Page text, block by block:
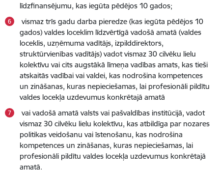
līdzfinansējumu, kas iegūta pēdējos 10 gados;
vismaz trīs gadu darba pieredze (kas iegūta pēdējos 10
gados) valdes loceklim līdzvērtīgā vadošā amatā (valdes
loceklis, uzņēmuma vadītājs, izpilddirektors,
struktūrvienības vadītājs) vadot vismaz 30 cilvēku lielu
kolektīvu vai cits augstākā līmeņa vadības amats, kas tieši
atskaitās vadībai vai valdei, kas nodrošina kompetences
un zināšanas, kuras nepieciešamas, lai profesionāli pildītu
valdes locekļa uzdevumus konkrētajā amatā
vai vadošā amatā valsts vai pašvaldības institūcijā, vadot
vismaz 30 cilvēku lielu kolektīvu, kas atbildīga par nozares
politikas veidošanu vai īstenošanu, kas nodrošina
kompetences un zināšanas, kuras nepieciešamas, lai
profesionāli pildītu valdes locekļa uzdevumus konkrētajā
amatā.